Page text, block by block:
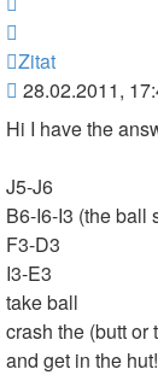
Zitat
Beitrag
28.02.2011,
Hi I have the
J5-J6
B6-I6-I3 (the ball
F3-D3
I3-E3
take ball
crash the (butt
and get in the